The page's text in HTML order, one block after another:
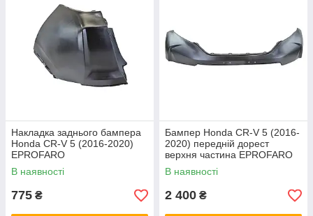
Накладка заднього бампера
Honda CR-V 5 (2016-2020)
EPROFARO
В наявності
775 ₴
Бампер Honda CR-V 5 (2016-
2020) передній дорест
верхня частина EPROFARO
В наявності
2 400 ₴